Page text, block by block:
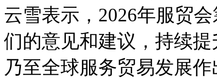
云雪表示，2026年服贸
们的意见和建议，持续
乃至全球服务贸易发展